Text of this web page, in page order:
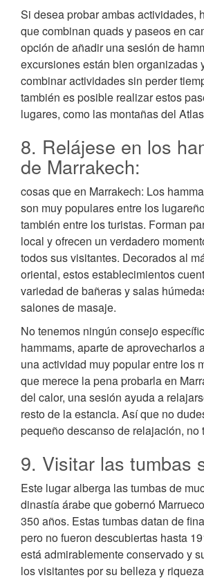
Si desea probar ambas actividades,
que combinan quads y paseos en
opción de añadir una sesión de
excursiones están bien organizadas
combinar actividades sin perder
también es posible realizar estos
lugares, como las montañas del
8. Relájese en los
de Marrakech:
cosas que en Marrakech: Los
son muy populares entre los
también entre los turistas. Forman
local y ofrecen un verdadero
todos sus visitantes. Decorados al
oriental, estos establecimientos
variedad de bañeras y salas
salones de masaje.
No tenemos ningún consejo
hammams, aparte de aprovecharlos
una actividad muy popular entre los
que merece la pena probarla en
del calor, una sesión ayuda a
resto de la estancia. Así que no
pequeño descanso de relajación, no
9. Visitar las tumbas
Este lugar alberga las tumbas de
dinastía árabe que gobernó
350 años. Estas tumbas datan de
pero no fueron descubiertas hasta
está admirablemente conservado y
los visitantes por su belleza y